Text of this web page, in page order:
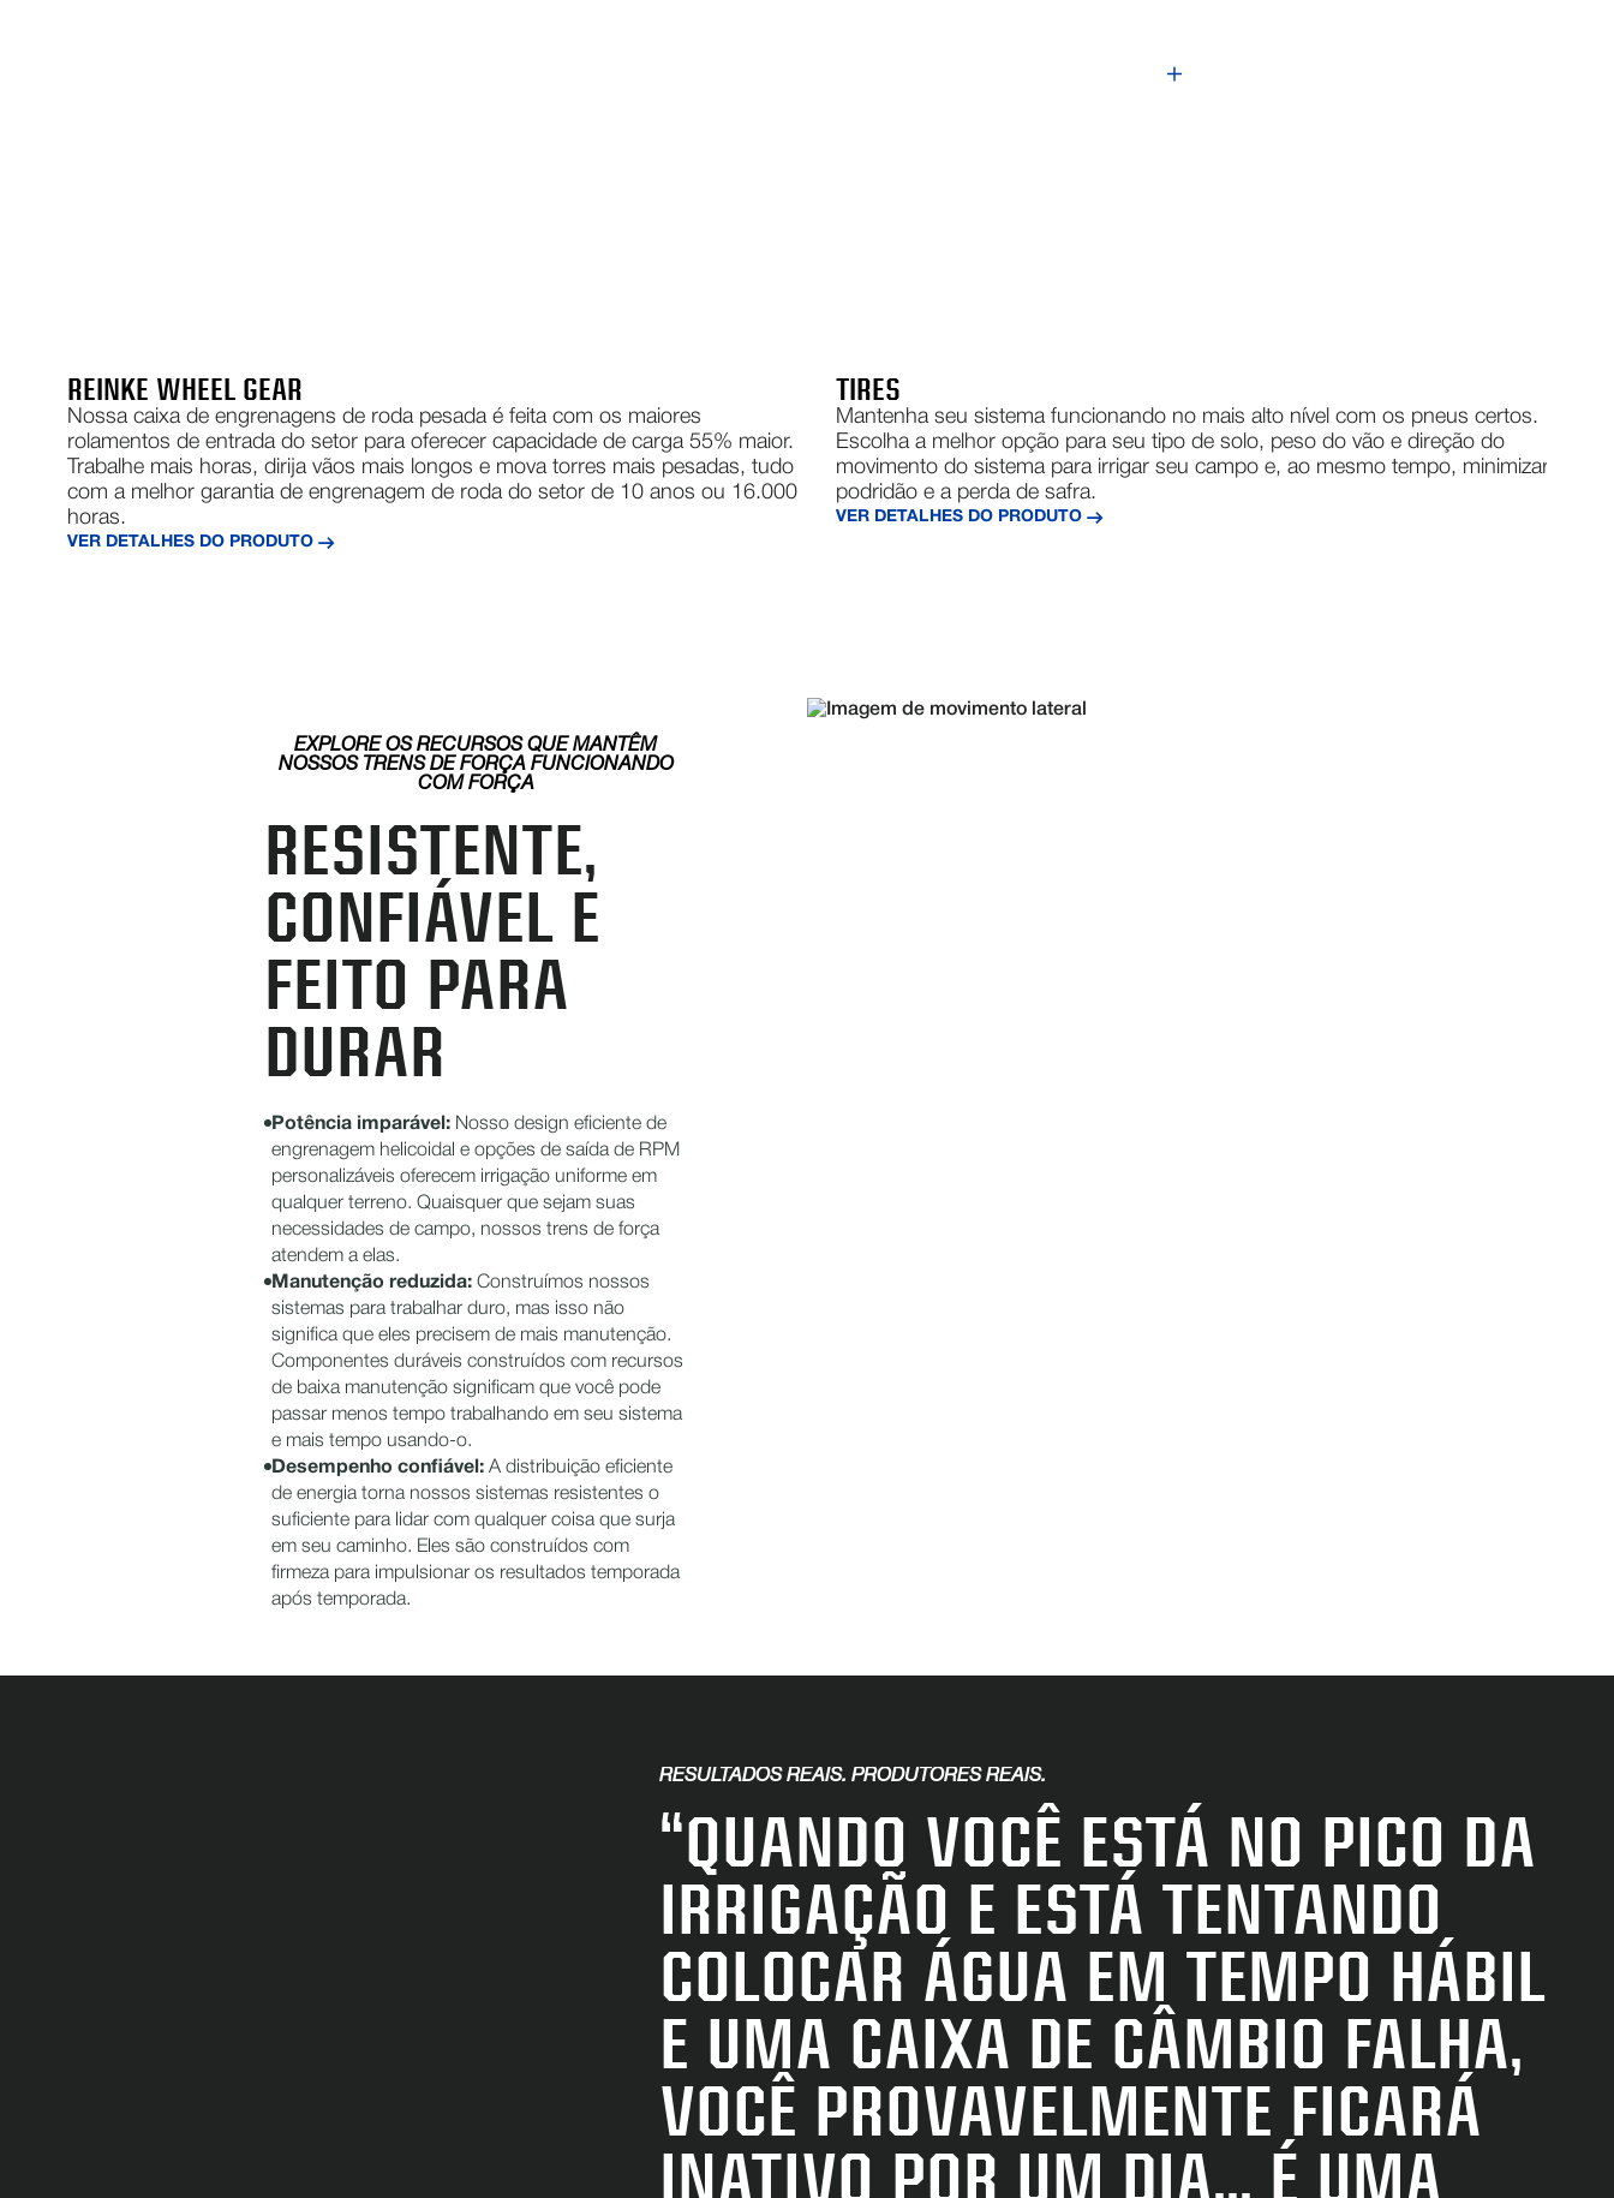
REINKE WHEEL GEAR
Nossa caixa de engrenagens de roda pesada é feita com os maiores
rolamentos de entrada do setor para oferecer capacidade de carga 55% maior.
Trabalhe mais horas, dirija vãos mais longos e mova torres mais pesadas, tudo
com a melhor garantia de engrenagem de roda do setor de 10 anos ou 16.000
horas.
VER DETALHES DO PRODUTO
TIRES
Mantenha seu sistema funcionando no mais alto nível com os pneus certos.
Escolha a melhor opção para seu tipo de solo, peso do vão e direção do
movimento do sistema para irrigar seu campo e, ao mesmo tempo, minimizar a
podridão e a perda de safra.
VER DETALHES DO PRODUTO
EXPLORE OS RECURSOS QUE MANTÊM
NOSSOS TRENS DE FORÇA FUNCIONANDO
COM FORÇA
RESISTENTE,
CONFIÁVEL E
FEITO PARA
DURAR
Potência imparável: Nosso design eficiente de
engrenagem helicoidal e opções de saída de RPM
personalizáveis oferecem irrigação uniforme em
qualquer terreno. Quaisquer que sejam suas
necessidades de campo, nossos trens de força
atendem a elas.
Manutenção reduzida: Construímos nossos
sistemas para trabalhar duro, mas isso não
significa que eles precisem de mais manutenção.
Componentes duráveis construídos com recursos
de baixa manutenção significam que você pode
passar menos tempo trabalhando em seu sistema
e mais tempo usando-o.
Desempenho confiável: A distribuição eficiente
de energia torna nossos sistemas resistentes o
suficiente para lidar com qualquer coisa que surja
em seu caminho. Eles são construídos com
firmeza para impulsionar os resultados temporada
após temporada.
RESULTADOS REAIS. PRODUTORES REAIS.
“QUANDO VOCÊ ESTÁ NO PICO DA
IRRIGAÇÃO E ESTÁ TENTANDO
COLOCAR ÁGUA EM TEMPO HÁBIL
E UMA CAIXA DE CÂMBIO FALHA,
VOCÊ PROVAVELMENTE FICARÁ